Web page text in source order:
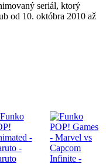
seriál, ktorý
od 10. októbra 2010 až